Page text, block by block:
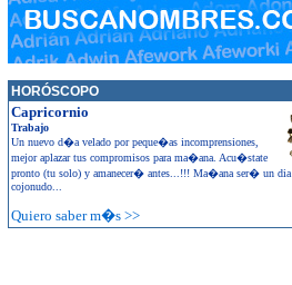
HORÓSCOPO
Capricornio
Trabajo
Un nuevo d�a velado por peque�as incomprensiones,
mejor aplazar tus compromisos para ma�ana. Acu�state
pronto (tu solo) y amanecer� antes...!!! Ma�ana ser� un dia
cojonudo...
Quiero saber m�s >>